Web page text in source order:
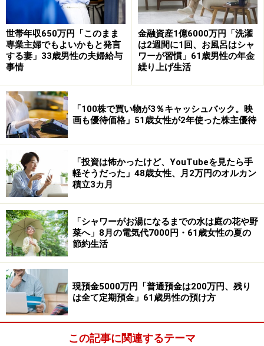
のほぼ全額が支給停止となっているが、そもそも年金制
度が破綻して支給されなくなる可能性があるのを前提で
個人年金保険を掛けていたので、支給されるだけよかっ
た」と語っています。
ひと月の支出は約「70万円」。夫婦の年金だけで「毎月
賄えている」と回答されています。
「基幹システム導入支援の仕事で年収780万
円」
現役引退後も働き続けているそうで「仕事は基幹システ
ム導入支援。理由は人員不足のため。ほぼフルタイム
（週5日）で年収780万円」の収入があると言います。
そのため、年金受給者だからといって「現役時代と変わ
らない。通常の消費活動に対して、ほとんど金銭面の制
約を意識する必要がない」という投稿者。
「通常の消費財はいつでも入手できると思うと割引やバ
ーゲンなどには反応せず、結果的に消費にはつながらず
に節約術となっていると思う」とあります。
世帯年収650万円「このまま
専業主婦でもよいかもと発言
する妻」33歳男性の夫婦給与
事情
金融資産1億6000万円「洗濯
は2週間に1回、お風呂はシャ
ワーが習慣」61歳男性の年金
繰り上げ生活
「100株で買い物が3％キャッシュバック。映
画も優待価格」51歳女性が2年使った株主優待
「投資は怖かったけど、YouTubeを見たら手
軽そうだった」48歳女性、月2万円のオルカン
積立3カ月
「シャワーがお湯になるまでの水は庭の花や野
菜へ」8月の電気代7000円・61歳女性の夏の
節約生活
現預金5000万円「普通預金は200万円、残り
は全て定期預金」61歳男性の預け方
この記事に関連するテーマ